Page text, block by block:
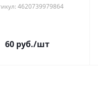
4620739979864
60руб./шт